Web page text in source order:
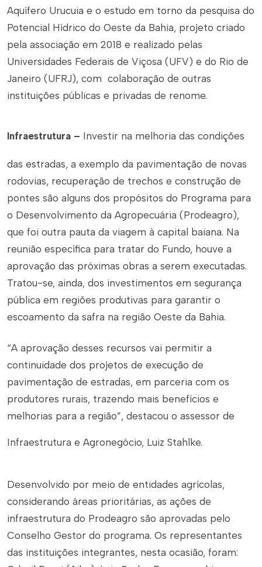
Aquífero Urucuia e o estudo em torno da pesquisa do
Potencial Hídrico do Oeste da Bahia, projeto criado
pela associação em 2018 e realizado pelas
Universidades Federais de Viçosa (UFV) e do Rio de
Janeiro (UFRJ), com colaboração de outras
instituições públicas e privadas de renome.
Infraestrutura – Investir na melhoria das condições
das estradas, a exemplo da pavimentação de novas
rodovias, recuperação de trechos e construção de
pontes são alguns dos propósitos do Programa para
o Desenvolvimento da Agropecuária (Prodeagro),
que foi outra pauta da viagem à capital baiana. Na
reunião específica para tratar do Fundo, houve a
aprovação das próximas obras a serem executadas.
Tratou-se, ainda, dos investimentos em segurança
pública em regiões produtivas para garantir o
escoamento da safra na região Oeste da Bahia.
“A aprovação desses recursos vai permitir a
continuidade dos projetos de execução de
pavimentação de estradas, em parceria com os
produtores rurais, trazendo mais benefícios e
melhorias para a região”, destacou o assessor de
Infraestrutura e Agronegócio, Luiz Stahlke.
Desenvolvido por meio de entidades agrícolas,
considerando áreas prioritárias, as ações de
infraestrutura do Prodeagro são aprovadas pelo
Conselho Gestor do programa. Os representantes
das instituições integrantes, nesta ocasião, foram: